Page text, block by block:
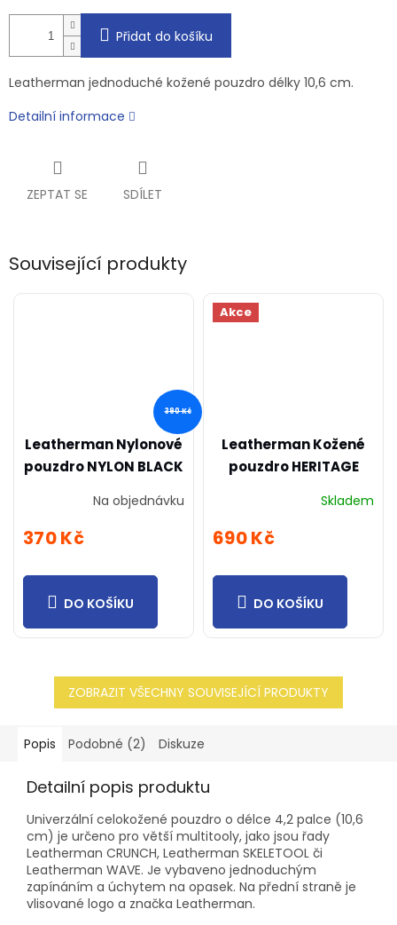
Přidat do košíku
Leatherman jednoduché kožené pouzdro délky 10,6 cm.
Detailní informace
ZEPTAT SE SDÍLET
Související produkty
390 Kč
Leatherman Nylonové
pouzdro NYLON BLACK
Na objednávku
370 Kč
DO KOŠÍKU
Akce
Leatherman Kožené
pouzdro HERITAGE
Skladem
690 Kč
DO KOŠÍKU
ZOBRAZIT VŠECHNY SOUVISEJÍCÍ PRODUKTY
Popis Podobné (2) Diskuze
Detailní popis produktu
Univerzální celokožené pouzdro o délce 4,2 palce (10,6
cm) je určeno pro větší multitooly, jako jsou řady
Leatherman CRUNCH, Leatherman SKELETOOL či
Leatherman WAVE. Je vybaveno jednoduchým
zapínáním a úchytem na opasek. Na přední straně je
vlisované logo a značka Leatherman.